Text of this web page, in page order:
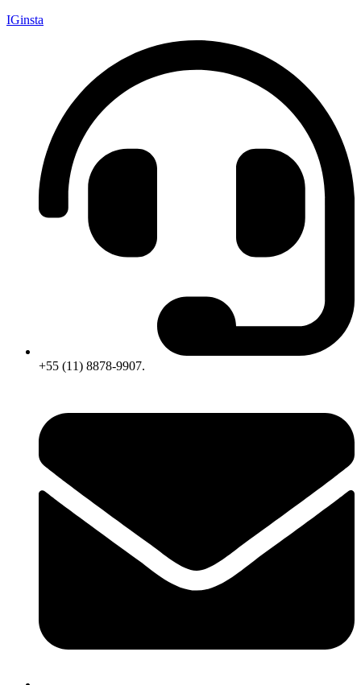
IGinsta
+55 (11) 8878-9907.